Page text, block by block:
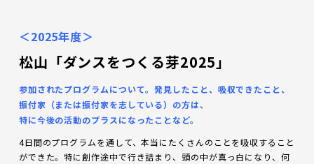
＜2025年度＞
松山「ダンスをつくる芽2025」
参加されたプログラムについて。発見したこと、吸収できたこと、
振付家（または振付家を志している）の方は、
特に今後の活動のプラスになったことなど。
4日間のプログラムを通して、本当にたくさんのことを吸収すること
ができた。特に創作途中で行き詰まり、頭の中が真っ白になり、何